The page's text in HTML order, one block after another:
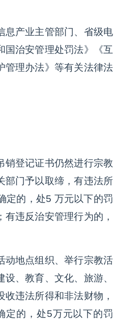
息产业主管部门、省级电
国治安管理处罚法》《互
管理办法》等有关法律法
销登记证书仍然进行宗教
部门予以取缔，有违法所
定的，处5 万元以下的罚
违反治安管理行为的，
动地点组织、举行宗教活
、教育、文化、旅游、
违法所得和非法财物，
定的，处5万元以下的罚